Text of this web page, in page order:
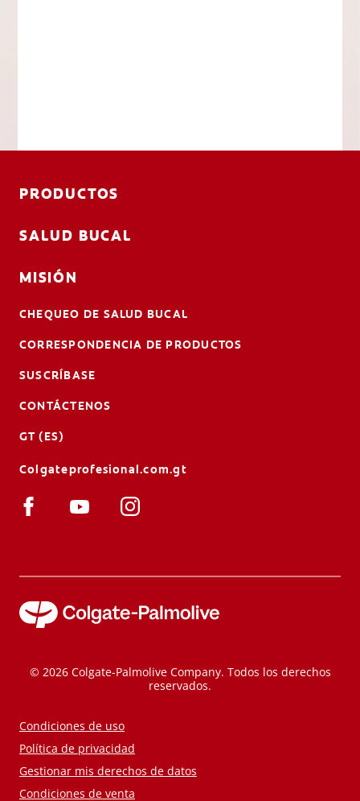
PRODUCTOS
SALUD BUCAL
MISIÓN
CHEQUEO DE SALUD BUCAL
CORRESPONDENCIA DE PRODUCTOS
SUSCRÍBASE
CONTÁCTENOS
GT (ES)
Colgateprofesional.com.gt
© 2026 Colgate-Palmolive Company. Todos los derechos
reservados.
Condiciones de uso
Política de privacidad
Gestionar mis derechos de datos
Condiciones de venta